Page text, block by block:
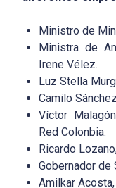
Ministro de
Ministra de
Irene Vélez.
Luz Stella
Camilo
Víctor
Red Colonbia.
Ricardo
Gobernador de
Amilkar